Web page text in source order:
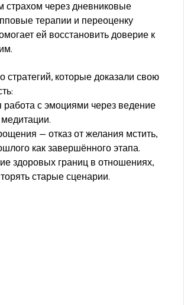
страхом через дневниковые
терапии и переоценку
ей восстановить доверие к
стратегий, которые доказали свою
работа с эмоциями через ведение
— отказ от желания мстить,
как завершённого этапа.
здоровых границ в отношениях,
старые сценарии.